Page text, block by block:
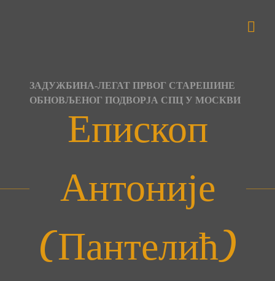
ЗАДУЖБИНА-ЛЕГАТ ПРВОГ СТАРЕШИНЕ
ОБНОВЉЕНОГ ПОДВОРЈА СПЦ У МОСКВИ
Епископ
Антоније
(Пантелић)